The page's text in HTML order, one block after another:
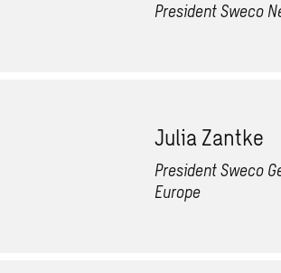
President Sweco
Julia Zantke
President Sweco
Europe